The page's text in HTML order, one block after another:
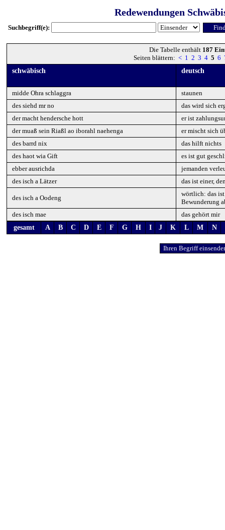
Redewendungen
Suchbegriff(e):
Die Tabelle enthält 187
Seiten blättern: < 1 2 3 4 5 6
schwäbisch
deutsch
midde Ohra schlaggra
staunen
des siehd mr no
das wird sich
der macht hendersche hott
er ist
der muaß sein Riaßl ao iborahl naehenga
er mischt sich
des barrd nix
das hilft nichts
des haot wia Gift
es ist gut
ebber ausrichda
jemanden
des isch a Lätzer
das ist einer,
des isch a Oodeng
wörtlich: das
Bewunderung
des isch mae
das gehört mir
gesamt
A B C D E F G H I J K L M N